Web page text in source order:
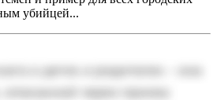
убийцей...